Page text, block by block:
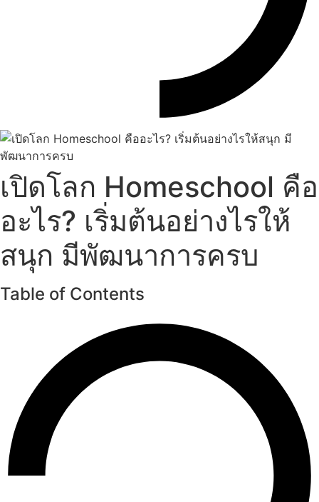
เปิดโลก Homeschool คือ
อะไร? เริ่มต้นอย่างไรให้
สนุก มีพัฒนาการครบ
Table of Contents